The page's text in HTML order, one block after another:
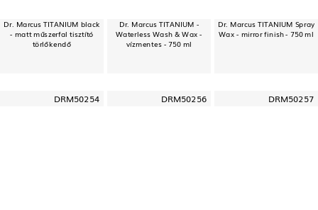
Dr. Marcus TITANIUM black
- matt műszerfal tisztító
törlőkendő
Dr. Marcus TITANIUM -
Waterless Wash & Wax -
vízmentes - 750 ml
Dr. Marcus TITANIUM Spray
Wax - mirror finish - 750 ml
DRM50254 DRM50256 DRM50257